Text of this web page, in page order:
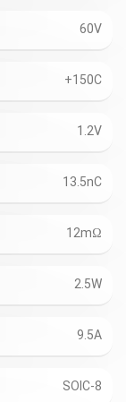
60V
+150C
1.2V
13.5nC
12mΩ
2.5W
9.5A
SOIC-8